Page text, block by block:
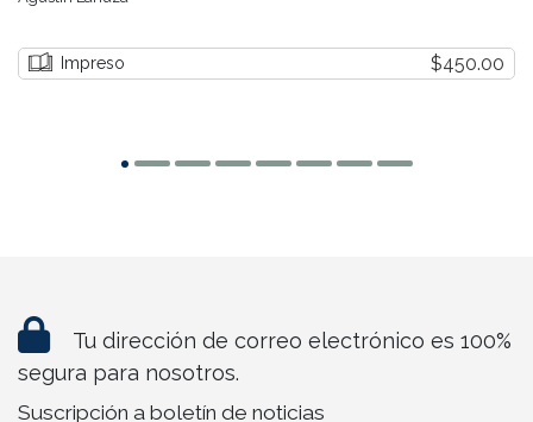
Impreso $450.00
Tu dirección de correo electrónico es 100%
segura para nosotros.
Suscripción a boletín de noticias